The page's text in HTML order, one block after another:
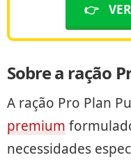
👉
Sobre a ração
A ração Pro Plan
premium
necessidades